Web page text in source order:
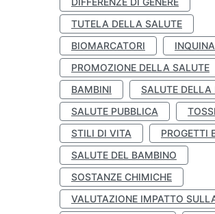
TUTELA DELLA SALUTE
BIOMARCATORI
PROMOZIONE DELLA SALUTE
BAMBINI
SALUTE DELLA
SALUTE PUBBLICA
STILI DI VITA
PROGETTI
SALUTE DEL BAMBINO
SOSTANZE CHIMICHE
VALUTAZIONE IMPATTO